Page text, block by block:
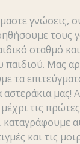
γνώσεις,
τους
σταθμό
παιδιού. Μας
τα
αστεράκια μας!
τις
και τις